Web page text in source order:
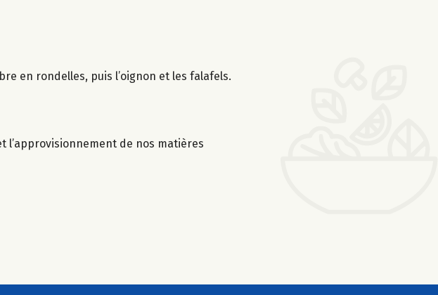
en rondelles, puis l’oignon et les falafels.
l’approvisionnement de nos matières